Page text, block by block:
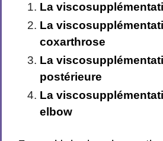
La
La
coxarthrose
La
postérieure
La
elbow